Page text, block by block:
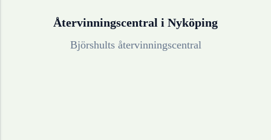
Återvinningscentral i Nyköping
Björshults återvinningscentral